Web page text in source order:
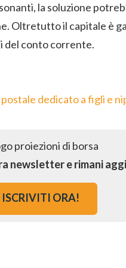
la soluzione
Oltretutto il capitale è
del conto corrente.
dedicato a figli e
newsletter e rimani
ISCRIVITI ORA!